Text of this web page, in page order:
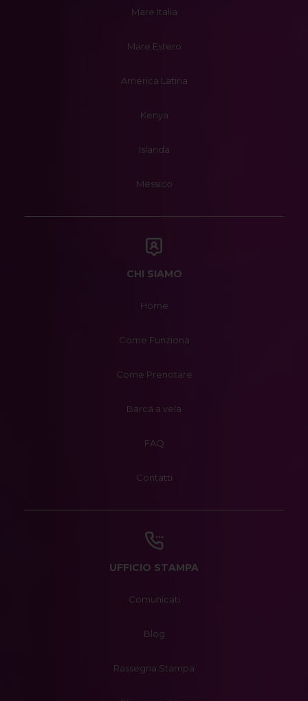
Mare Italia
Mare Estero
America Latina
Kenya
Islanda
Messico
CHI SIAMO
Home
Come Funziona
Come Prenotare
Barca a vela
FAQ
Contatti
UFFICIO STAMPA
Comunicati
Blog
Rassegna Stampa